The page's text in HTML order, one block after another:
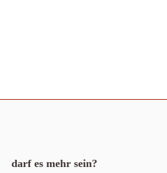
darf es mehr sein?